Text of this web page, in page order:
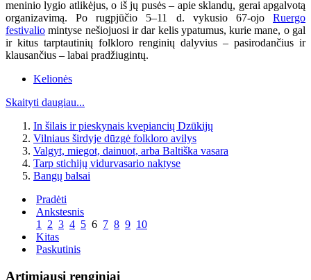
meninio lygio atlikėjus, o iš jų pusės – apie sklandų, gerai apgalvotą
organizavimą. Po rugpjūčio 5–11 d. vykusio 67-ojo Ruergo
festivalio mintyse nešiojuosi ir dar kelis ypatumus, kurie mane, o gal
ir kitus tarptautinių folkloro renginių dalyvius – pasirodančius ir
klausančius – labai pradžiugintų.
Kelionės
Skaityti daugiau...
In šilais ir pieskynais kvepiancių Dzūkijų
Vilniaus širdyje dūzgė folkloro avilys
Valgyt, miegot, dainuot, arba Baltiška vasara
Tarp stichijų vidurvasario naktyse
Bangų balsai
Pradėti
Ankstesnis
1 2 3 4 5 6 7 8 9 10
Kitas
Paskutinis
Artimiausi renginiai